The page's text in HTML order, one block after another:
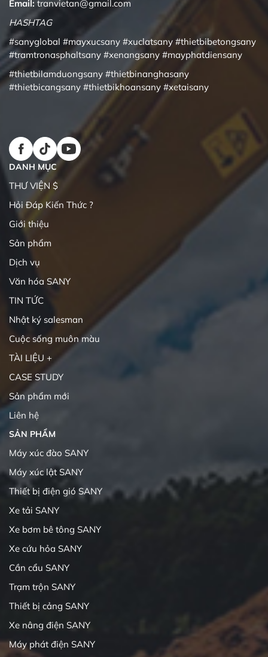
Email: tranvietan@gmail.com
HASHTAG
#sanyglobal #mayxucsany #xuclatsany #thietbibetongsany
#tramtronasphaltsany #xenangsany #mayphatdiensany
#thietbilamduongsany #thietbinanghasany
#thietbicangsany #thietbikhoansany #xetaisany
DANH MỤC
THƯ VIỆN $
Hỏi Đáp Kiến Thức ?
Giới thiệu
Sản phẩm
Dịch vụ
Văn hóa SANY
TIN TỨC
Nhật ký salesman
Cuộc sống muôn màu
TÀI LIỆU +
CASE STUDY
Sản phẩm mới
Liên hệ
SẢN PHẨM
Máy xúc đào SANY
Máy xúc lật SANY
Thiết bị điện gió SANY
Xe tải SANY
Xe bơm bê tông SANY
Xe cứu hỏa SANY
Cần cẩu SANY
Trạm trộn SANY
Thiết bị cảng SANY
Xe nâng điện SANY
Máy phát điện SANY